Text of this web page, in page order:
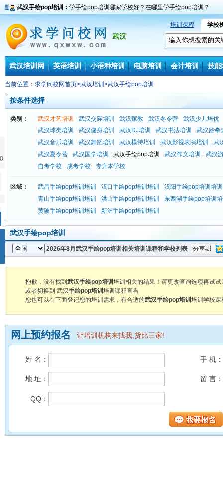
武汉手绘pop培训： 学手绘pop培训哪家学校好？在哪里学手绘pop培训？
武汉
培训课程 学校
武汉培训网 英语培训 小语种培训 电脑培训 会计培训 技能
当前位置： 求学问校网首页>武汉培训 >武汉手绘pop培训
按条件选择
类别： 武汉才艺培训 武汉交际培训 武汉家教 武汉冬令营
武汉少儿培优
武汉球类培训
武汉健身培训 武汉DJ培训 武汉书法培训
武汉跆拳
武汉音乐培训
武汉舞蹈培训 武汉模特培训 武汉影视表演培训
武
武汉夏令营
武汉国学培训 武汉手绘pop培训 武汉作文培训
武汉
自考学校
成考学校 专升本学校
区域： 武昌手绘pop培训培训 汉口手绘pop培训培训
汉阳手绘pop培训培训
青山手绘pop培训培训
洪山手绘pop培训培训
东西湖手绘pop培训
黄陂手绘pop培训培训
新洲手绘pop培训培训
武汉手绘pop培训
2026年8月武汉手绘pop培训相关培训课程和学校列表
抱歉，没有找到 武汉手绘pop培训 培训相关的结果！请更改查询选项再试试!
或者切换到 武汉手绘pop培训 培训课程查看
您也可以在下面登记您的培训需求，有合适的武汉手绘pop培训 培训学校课
网上预约报名 让培训机构来找我,货比三家!
姓 名： 手 机：
地 址： 留 言：
QQ：